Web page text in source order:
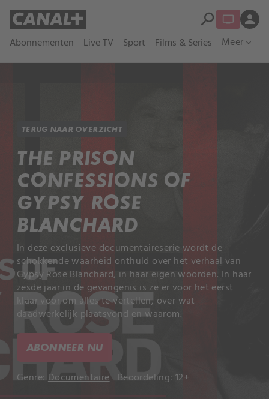
Abonnementen Live TV Sport Films & Series Meer expand_more
search person
TERUG NAAR OVERZICHT
THE PRISON
CONFESSIONS OF
GYPSY ROSE
BLANCHARD
In deze exclusieve documentaireserie wordt de
schokkende waarheid onthuld over het verhaal van
Gypsy Rose Blanchard, in haar eigen woorden. In haar
zesde jaar in de gevangenis is ze er voor het eerst
klaar voor om alles te vertellen, over wat
daadwerkelijk plaatsvond en waarom.
ABONNEER NU
Genre: Documentaire Beoordeling: 12+